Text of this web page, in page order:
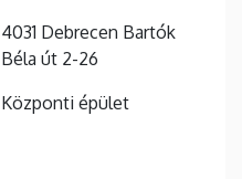
4031 Debrecen Bartók
Béla út 2-26
Központi épület